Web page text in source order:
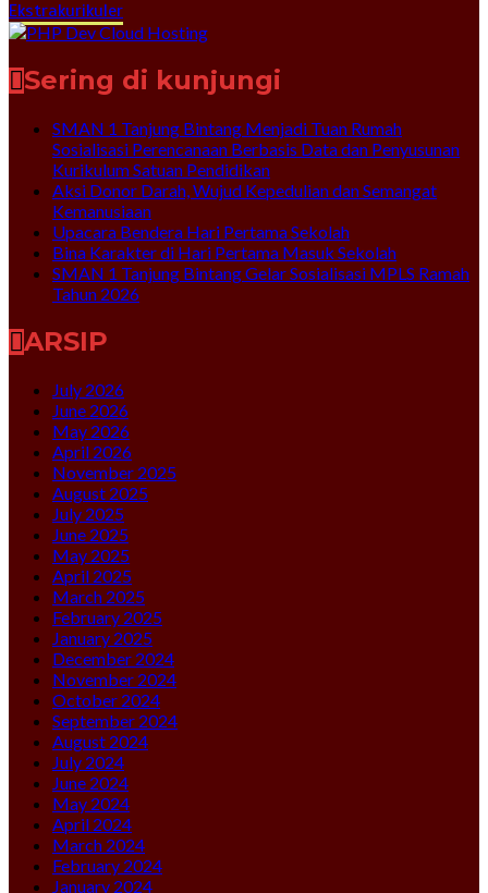
Ekstrakurikuler
Sering di kunjungi
SMAN 1 Tanjung Bintang Menjadi Tuan Rumah
Sosialisasi Perencanaan Berbasis Data dan Penyusunan
Kurikulum Satuan Pendidikan
Aksi Donor Darah, Wujud Kepedulian dan Semangat
Kemanusiaan
Upacara Bendera Hari Pertama Sekolah
Bina Karakter di Hari Pertama Masuk Sekolah
SMAN 1 Tanjung Bintang Gelar Sosialisasi MPLS Ramah
Tahun 2026
ARSIP
July 2026
June 2026
May 2026
April 2026
November 2025
August 2025
July 2025
June 2025
May 2025
April 2025
March 2025
February 2025
January 2025
December 2024
November 2024
October 2024
September 2024
August 2024
July 2024
June 2024
May 2024
April 2024
March 2024
February 2024
January 2024